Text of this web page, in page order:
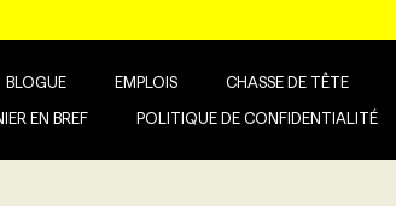
BLOGUE EMPLOIS CHASSE DE TÊTE
EN BREF POLITIQUE DE CONFIDENTIALITÉ